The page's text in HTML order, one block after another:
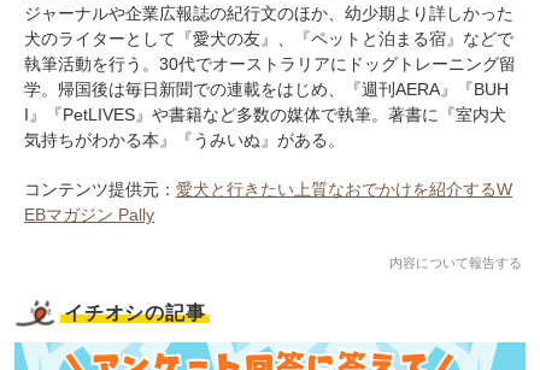
ジャーナルや企業広報誌の紀行文のほか、幼少期より詳しかった
犬のライターとして『愛犬の友』、『ペットと泊まる宿』などで
執筆活動を行う。30代でオーストラリアにドッグトレーニング留
学。帰国後は毎日新聞での連載をはじめ、『週刊AERA』『BUH
I』『PetLIVES』や書籍など多数の媒体で執筆。著書に『室内犬
気持ちがわかる本』『うみいぬ』がある。
コンテンツ提供元： 愛犬と行きたい上質なおでかけを紹介するW
EBマガジン Pally
内容について報告する
イチオシの記事